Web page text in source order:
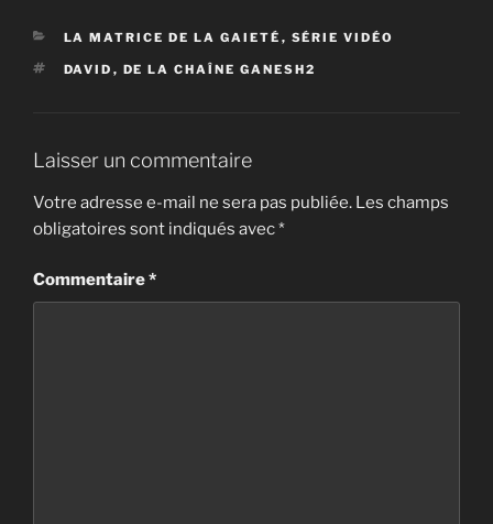
CATÉGORIES
LA MATRICE DE LA GAIETÉ , SÉRIE VIDÉO
ÉTIQUETTES
DAVID , DE LA CHAÎNE GANESH2
Laisser un commentaire
Votre adresse e-mail ne sera pas publiée. Les champs
obligatoires sont indiqués avec*
Commentaire*